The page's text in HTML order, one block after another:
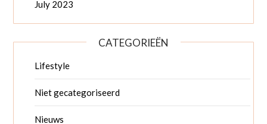
July 2023
CATEGORIEËN
Lifestyle
Niet gecategoriseerd
Nieuws